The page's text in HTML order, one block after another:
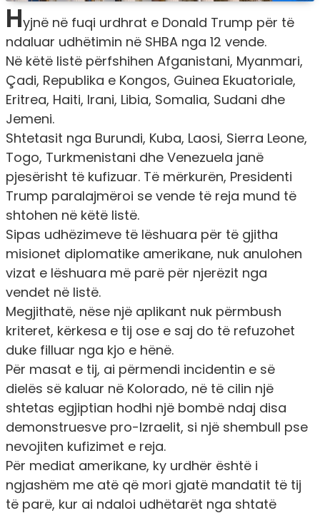
Hyjnë në fuqi urdhrat e Donald Trump për të
ndaluar udhëtimin në SHBA nga 12 vende.
Në këtë listë përfshihen Afganistani, Myanmari,
Çadi, Republika e Kongos, Guinea Ekuatoriale,
Eritrea, Haiti, Irani, Libia, Somalia, Sudani dhe
Jemeni.
Shtetasit nga Burundi, Kuba, Laosi, Sierra Leone,
Togo, Turkmenistani dhe Venezuela janë
pjesërisht të kufizuar. Të mërkurën, Presidenti
Trump paralajmëroi se vende të reja mund të
shtohen në këtë listë.
Sipas udhëzimeve të lëshuara për të gjitha
misionet diplomatike amerikane, nuk anulohen
vizat e lëshuara më parë për njerëzit nga
vendet në listë.
Megjithatë, nëse një aplikant nuk përmbush
kriteret, kërkesa e tij ose e saj do të refuzohet
duke filluar nga kjo e hënë.
Për masat e tij, ai përmendi incidentin e së
dielës së kaluar në Kolorado, në të cilin një
shtetas egjiptian hodhi një bombë ndaj disa
demonstruesve pro-Izraelit, si një shembull pse
nevojiten kufizimet e reja.
Për mediat amerikane, ky urdhër është i
ngjashëm me atë që mori gjatë mandatit të tij
të parë, kur ai ndaloi udhëtarët nga shtatë